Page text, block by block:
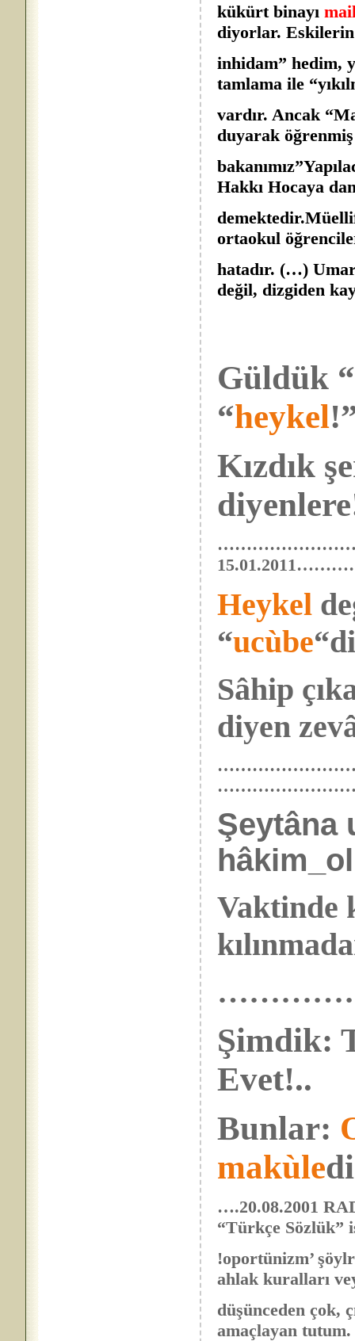
kükürt binayı
diyorlar. Eskilerin
inhidam” hedim,
tamlama ile
vardır. Ancak
duyarak öğrenmiş
Hakkı Hocaya
ortaokul
hatadır. (…)
değil, dizgiden
Güldük “
“heykel
Kızdık
Heykel
“ucùbe
Sâhip
diyen
…………………………
Şeytâna
Vaktinde
Şimdik:
Evet!..
Bunlar:
makùle
….20.08.2001
“Türkçe Sözlük”
!oportünizm’
ahlak kuralları
düşünceden çok,
amaçlayan